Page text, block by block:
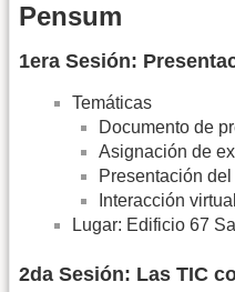
Pensum
1era Sesión:
Temáticas
Documento de
Asignación de
Presentación
Interacción
Lugar: Edificio 67
2da Sesión: Las TIC